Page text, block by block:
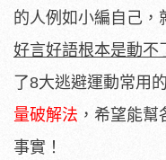
的人例如小編自己，
好言好語根本是動不
了8大逃避運動常用
量破解法 ，希望能
事實！